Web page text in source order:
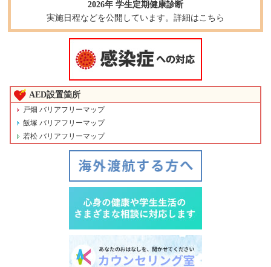
2026年 学生定期健康診断
実施日程などを公開しています。詳細はこちら
AED設置箇所
戸畑 バリアフリーマップ
飯塚 バリアフリーマップ
若松 バリアフリーマップ